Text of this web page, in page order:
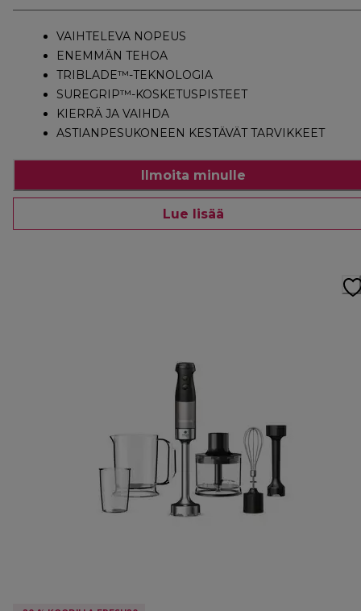
VAIHTELEVA NOPEUS
ENEMMÄN TEHOA
TRIBLADE™-TEKNOLOGIA
SUREGRIP™-KOSKETUSPISTEET
KIERRÄ JA VAIHDA
ASTIANPESUKONEEN KESTÄVÄT TARVIKKEET
Ilmoita minulle
Lue lisää